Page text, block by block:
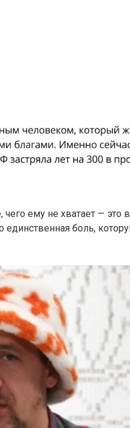
чего ему не хватает — это
единственная боль,